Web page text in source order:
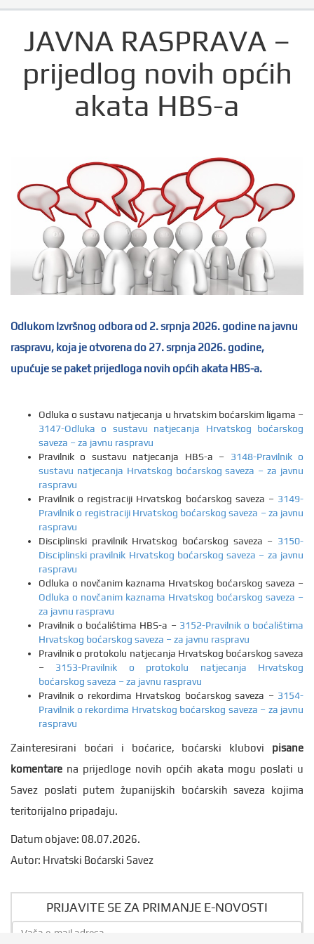
JAVNA RASPRAVA –
prijedlog novih općih
akata HBS-a
Odlukom Izvršnog odbora od 2. srpnja 2026. godine na javnu
raspravu, koja je otvorena do 27. srpnja 2026. godine,
upućuje se paket prijedloga novih općih akata HBS-a.
Odluka o sustavu natjecanja u hrvatskim boćarskim ligama –
3147-Odluka o sustavu natjecanja Hrvatskog boćarskog
saveza – za javnu raspravu
Pravilnik o sustavu natjecanja HBS-a – 3148-Pravilnik o
sustavu natjecanja Hrvatskog boćarskog saveza – za javnu
raspravu
Pravilnik o registraciji Hrvatskog boćarskog saveza – 3149-
Pravilnik o registraciji Hrvatskog boćarskog saveza – za javnu
raspravu
Disciplinski pravilnik Hrvatskog boćarskog saveza – 3150-
Disciplinski pravilnik Hrvatskog boćarskog saveza – za javnu
raspravu
Odluka o novčanim kaznama Hrvatskog boćarskog saveza –
Odluka o novčanim kaznama Hrvatskog boćarskog saveza –
za javnu raspravu
Pravilnik o boćalištima HBS-a – 3152-Pravilnik o boćalištima
Hrvatskog boćarskog saveza – za javnu raspravu
Pravilnik o protokolu natjecanja Hrvatskog boćarskog saveza
– 3153-Pravilnik o protokolu natjecanja Hrvatskog
boćarskog saveza – za javnu raspravu
Pravilnik o rekordima Hrvatskog boćarskog saveza – 3154-
Pravilnik o rekordima Hrvatskog boćarskog saveza – za javnu
raspravu
Zainteresirani boćari i boćarice, boćarski klubovi pisane
komentare na prijedloge novih općih akata mogu poslati u
Savez poslati putem županijskih boćarskih saveza kojima
teritorijalno pripadaju.
Datum objave: 08.07.2026.
Autor: Hrvatski Boćarski Savez
PRIJAVITE SE ZA PRIMANJE E-NOVOSTI